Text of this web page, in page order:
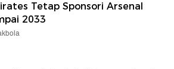
Tetap Sponsori Arsenal
2033